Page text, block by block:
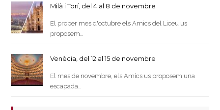
Milà i Torí, del 4 al 8 de novembre
El proper mes d'octubre els Amics del Liceu us
proposem…
Venècia, del 12 al 15 de novembre
El mes de novembre, els Amics us proposem una
escapada…